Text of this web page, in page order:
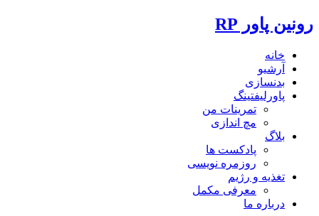
رونین پاور RP
خانه
آرشیو
بدنسازی
پاورلیفتینگ
تمرینات من
مچ اندازی
بلاگ
پادکست ها
روزمره نویسی
تغذیه و رژیم
معرفی مکمل
درباره ما